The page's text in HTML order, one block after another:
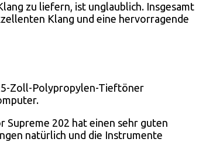
zu liefern, ist unglaublich. Insgesamt
Klang und eine hervorragende
Zoll-Polypropylen-Tieftöner
202 hat einen sehr guten
natürlich und die Instrumente